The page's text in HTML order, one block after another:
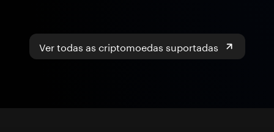
Ver todas as criptomoedas suportadas